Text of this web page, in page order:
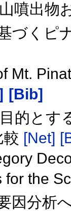
噴出物
づくピ
Mt.
[Bib]
的とす
[Net]
for the
因分析